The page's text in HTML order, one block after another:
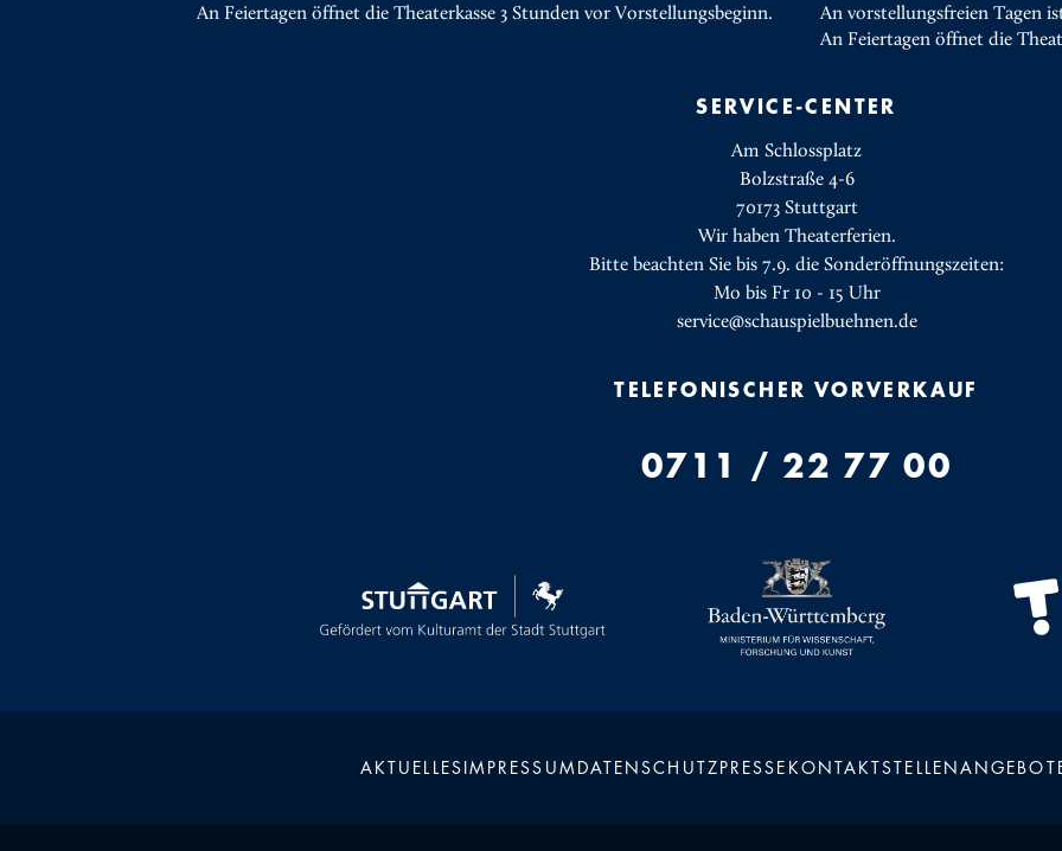
An Feiertagen öffnet die Theaterkasse 3 Stunden vor Vorstellungsbeginn.
An vorstellungsfreien Tagen
An Feiertagen öffnet die
SERVICE-CENTER
Am Schlossplatz
Bolzstraße 4-6
70173 Stuttgart
Wir haben Theaterferien.
Bitte beachten Sie bis 7.9. die Sonderöffnungszeiten:
Mo bis Fr 10 - 15 Uhr
service@schauspielbuehnen.de
TELEFONISCHER VORVERKAUF
0711 / 22 77 00
AKTUELLESIMPRESSUMDATENSCHUTZPRESSE KONTAKT